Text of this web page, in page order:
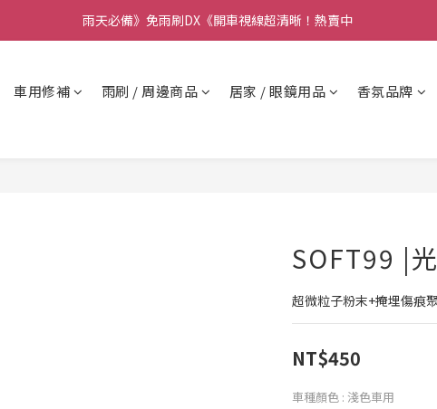
【重要】本公司不會在假日、非上班時段以電話連絡，若有疑慮請聯絡我們確認
雨天必備》免雨刷DX《開車視線超清晰！熱賣中
車用修補 雨刷 / 周邊商品 居家 / 眼鏡用品
香氛品牌
SOFT99 |
超微粒子粉末+掩埋傷痕
NT$450
車種顏色 : 淺色車用